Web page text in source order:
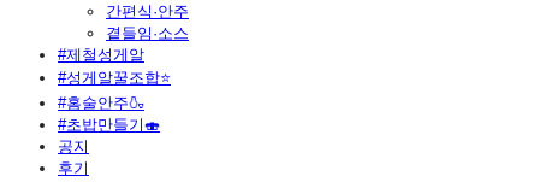
간편식·안주
곁들임·소스
#제철성게알
#성게알꿀조합⭐
#홈술안주🍶
#초밥만들기🍣
공지
후기